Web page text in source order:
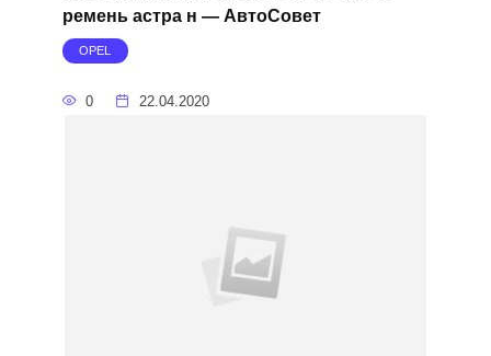
ремень астра н — АвтоСовет
OPEL
0 22.04.2020